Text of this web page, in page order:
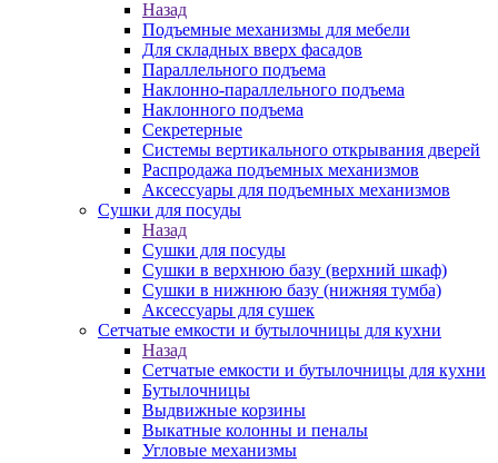
Назад
Подъемные механизмы для мебели
Для складных вверх фасадов
Параллельного подъема
Наклонно-параллельного подъема
Наклонного подъема
Секретерные
Системы вертикального открывания дверей
Распродажа подъемных механизмов
Аксессуары для подъемных механизмов
Сушки для посуды
Назад
Сушки для посуды
Сушки в верхнюю базу (верхний шкаф)
Сушки в нижнюю базу (нижняя тумба)
Аксессуары для сушек
Сетчатые емкости и бутылочницы для кухни
Назад
Сетчатые емкости и бутылочницы для кухни
Бутылочницы
Выдвижные корзины
Выкатные колонны и пеналы
Угловые механизмы